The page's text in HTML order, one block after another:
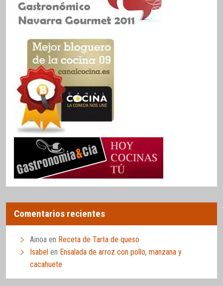
Comentarios recientes
Ainoa en Receta de Tarta de queso
Isabel en Ensalada de arroz con pollo, manzana y
cacahuete